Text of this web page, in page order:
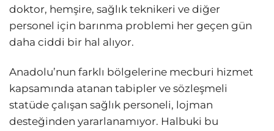
doktor, hemşire, sağlık teknikeri ve diğer
personel için barınma problemi her geçen gün
daha ciddi bir hal alıyor.
Anadolu’nun farklı bölgelerine mecburi hizmet
kapsamında atanan tabipler ve sözleşmeli
statüde çalışan sağlık personeli, lojman
desteğinden yararlanamıyor. Halbuki bu